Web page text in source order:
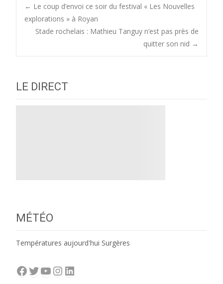
Post
navigation
← Le coup d’envoi ce soir du festival « Les Nouvelles
explorations » à Royan
Stade rochelais : Mathieu Tanguy n’est pas près de
quitter son nid →
LE DIRECT
MÉTÉO
Températures aujourd'hui Surgères
Facebook
Twitter
YouTube
Instagram
LinkedIn